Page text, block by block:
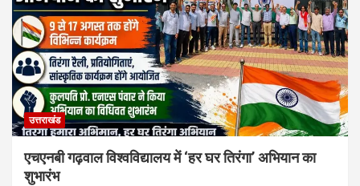
उत्तराखंड
एचएनबी गढ़वाल विश्वविद्यालय में ‘हर घर तिरंगा’ अभियान का
शुभारंभ